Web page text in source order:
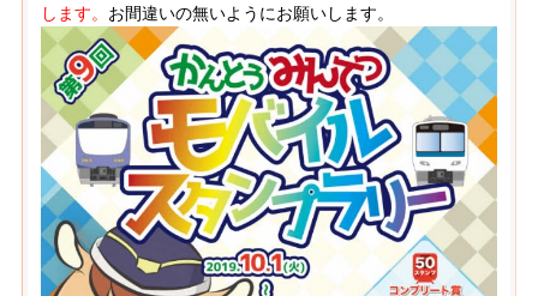
します。 お間違いの無いようにお願いします。